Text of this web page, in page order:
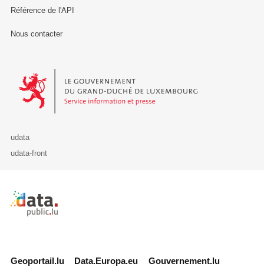
Référence de l'API
Nous contacter
Le Gouvernement du Grand-Duché de Luxembourg - Service
udata
udata-front
Retour à l'accueil de data.public.lu
Geoportail.lu Data.Europa.eu Gouvernement.lu